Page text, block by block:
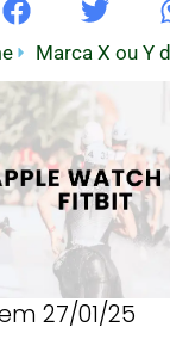
Marca X ou Y
27/01/25